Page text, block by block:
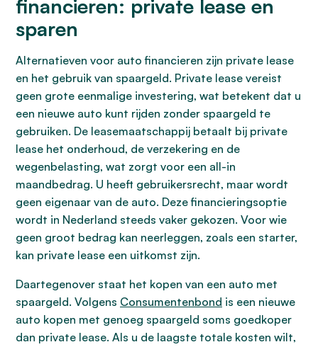
financieren: private lease en
sparen
Alternatieven voor auto financieren zijn private lease
en het gebruik van spaargeld. Private lease vereist
geen grote eenmalige investering, wat betekent dat u
een nieuwe auto kunt rijden zonder spaargeld te
gebruiken. De leasemaatschappij betaalt bij private
lease het onderhoud, de verzekering en de
wegenbelasting, wat zorgt voor een all-in
maandbedrag. U heeft gebruikersrecht, maar wordt
geen eigenaar van de auto. Deze financieringsoptie
wordt in Nederland steeds vaker gekozen. Voor wie
geen groot bedrag kan neerleggen, zoals een starter,
kan private lease een uitkomst zijn.
Daartegenover staat het kopen van een auto met
spaargeld. Volgens Consumentenbond is een nieuwe
auto kopen met genoeg spaargeld soms goedkoper
dan private lease. Als u de laagste totale kosten wilt,